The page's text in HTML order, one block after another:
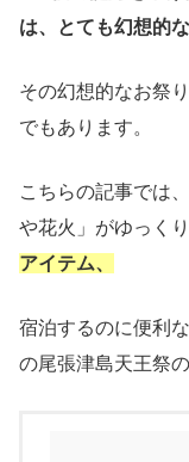
は、とても幻想的
その幻想的なお祭
でもあります。
こちらの記事では
や花火」がゆっく
アイテム、
宿泊するのに便利
の尾張津島天王祭